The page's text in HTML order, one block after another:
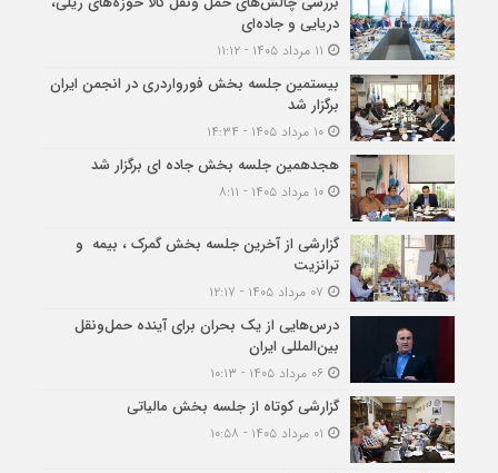
دریایی و جاده‌ای
بیستمین جلسه بخش فورواردری در انجمن ایران
برگزار شد
۱۰ مرداد ۱۴۰۵ - ۱۴:۳۴
هجدهمین جلسه بخش جاده ای برگزار شد
۱۰ مرداد ۱۴۰۵ - ۸:۱۱
گزارشی از آخرین جلسه بخش گمرک ، بیمه و
ترانزیت
درس‌هایی از یک بحران برای آینده حمل‌ونقل
بین‌المللی ایران
گزارشی کوتاه از جلسه بخش مالیاتی